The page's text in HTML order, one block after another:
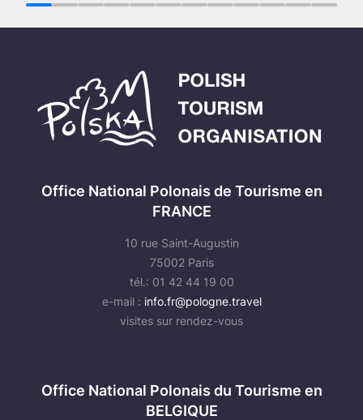
1 2 3 4 5 6 7 8 9 10 11 12
Office National Polonais de Tourisme en
FRANCE
10 rue Saint-Augustin
75002 Paris
tél.: 01 42 44 19 00
e-mail : info.fr@pologne.travel
visites sur rendez-vous
Office National Polonais du Tourisme en
BELGIQUE